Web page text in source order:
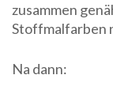
zusammen
Stoffmalfarben
Na dann: